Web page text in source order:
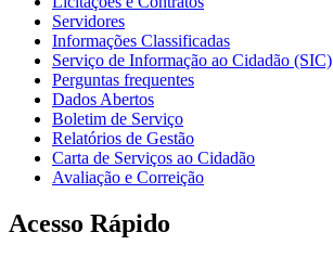
Servidores
Informações Classificadas
Serviço de Informação ao Cidadão (SIC)
Perguntas frequentes
Dados Abertos
Boletim de Serviço
Relatórios de Gestão
Carta de Serviços ao Cidadão
Avaliação e Correição
Acesso Rápido